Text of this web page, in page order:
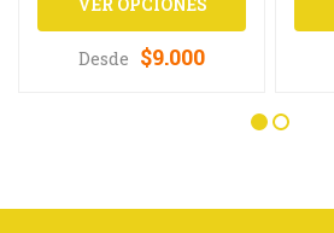
Desde $9.000